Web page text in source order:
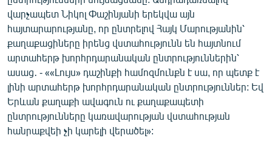
վարչապետ Նիկոլ Փաշինյանի երեկվա այն
հայտարարությանը, որ ընտրելով Հայկ Մարությանին՝
քաղաքացիները իրենց վստահությունն են հայտնում
արտահերթ խորհրդարանական ընտրություններին՝
ասաց․ - ««Լույս» դաշինքի համոզմունքն է սա, որ պետք է
լինի արտահերթ խորհրդարանական ընտրություններ: Եվ
Երևան քաղաքի ավագուն ու քաղաքապետի
ընտրությունները կառավարության վստահության
հանրաքվեի չի կարելի վերածել»: